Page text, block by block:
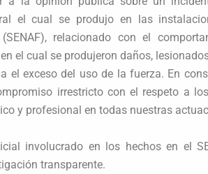
el cual se produjo en las
relacionado con el
el cual se produjeron daños,
el exceso del uso de la fuerza. En
irrestricto con el respeto a
y profesional en todas nuestras
involucrado en los hechos en el
transparente.